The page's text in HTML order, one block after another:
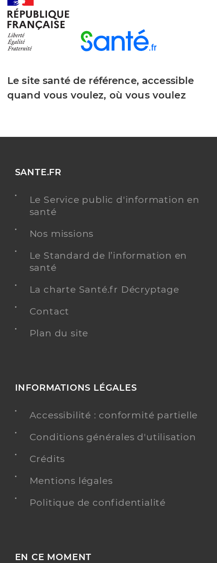
Le site santé de référence, accessible
quand vous voulez, où vous voulez
SANTE.FR
Le Service public d'information en
santé
Nos missions
Le Standard de l’information en
santé
La charte Santé.fr Décryptage
Contact
Plan du site
INFORMATIONS LÉGALES
Accessibilité : conformité partielle
Conditions générales d'utilisation
Crédits
Mentions légales
Politique de confidentialité
EN CE MOMENT